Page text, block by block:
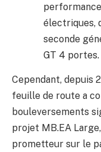
électriques,
seconde
GT 4 portes.
Cependant, depuis
feuille de route a
bouleversements
projet MB.EA
prometteur sur le